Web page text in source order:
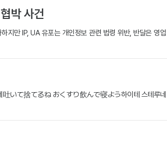
박 사건
지만 IP, UA 유포는 개인정보 관련 법령 위반, 반달은
吐いて捨てるね おくすり飲んで寝よう하이테 스테